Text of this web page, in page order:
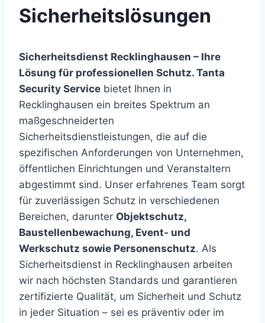
Sicherheitslösungen
Sicherheitsdienst Recklinghausen – Ihre
Lösung für professionellen Schutz. Tanta
Security Service bietet Ihnen in
Recklinghausen ein breites Spektrum an
maßgeschneiderten
Sicherheitsdienstleistungen, die auf die
spezifischen Anforderungen von Unternehmen,
öffentlichen Einrichtungen und Veranstaltern
abgestimmt sind. Unser erfahrenes Team sorgt
für zuverlässigen Schutz in verschiedenen
Bereichen, darunter Objektschutz,
Baustellenbewachung, Event- und
Werkschutz sowie Personenschutz. Als
Sicherheitsdienst in Recklinghausen arbeiten
wir nach höchsten Standards und garantieren
zertifizierte Qualität, um Sicherheit und Schutz
in jeder Situation – sei es präventiv oder im